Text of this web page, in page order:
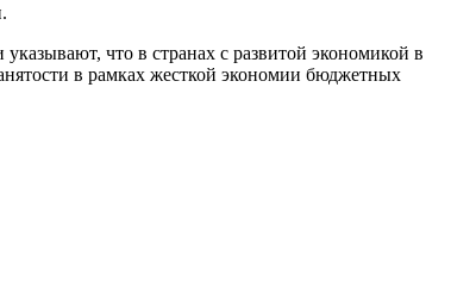
что в странах с развитой экономикой в
в рамках жесткой экономии бюджетных